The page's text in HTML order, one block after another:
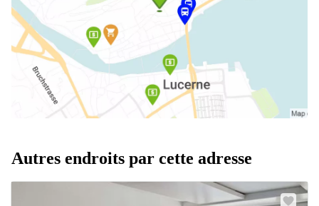
Autres endroits par cette adresse